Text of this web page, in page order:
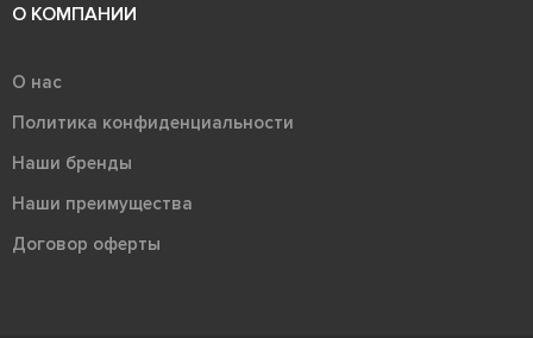
О КОМПАНИИ
О нас
Политика конфиденциальности
Наши бренды
Наши преимущества
Договор оферты